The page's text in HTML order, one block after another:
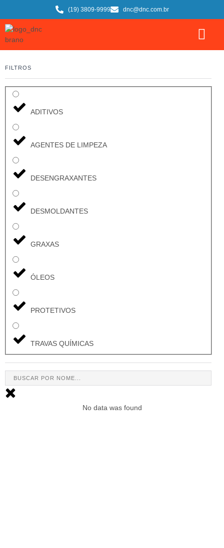
(19) 3809-9999 dnc@dnc.com.br
FILTROS
ADITIVOS
AGENTES DE LIMPEZA
DESENGRAXANTES
DESMOLDANTES
GRAXAS
ÓLEOS
PROTETIVOS
TRAVAS QUÍMICAS
No data was found